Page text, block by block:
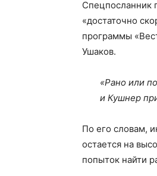
Спецпосланник
«достаточно
программы
Ушаков.
«Рано или
и Кушнер
По его словам,
остается на
попыток найти